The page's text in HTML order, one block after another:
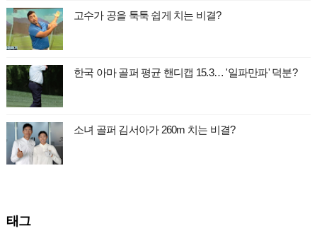
고수가 공을 툭툭 쉽게 치는 비결?
한국 아마 골퍼 평균 핸디캡 15.3… '일파만파' 덕분?
소녀 골퍼 김서아가 260m 치는 비결?
태그